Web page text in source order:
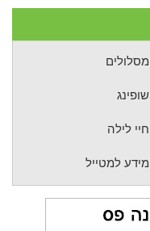
מסלולים
שופינג
חיי לילה
מידע למטייל